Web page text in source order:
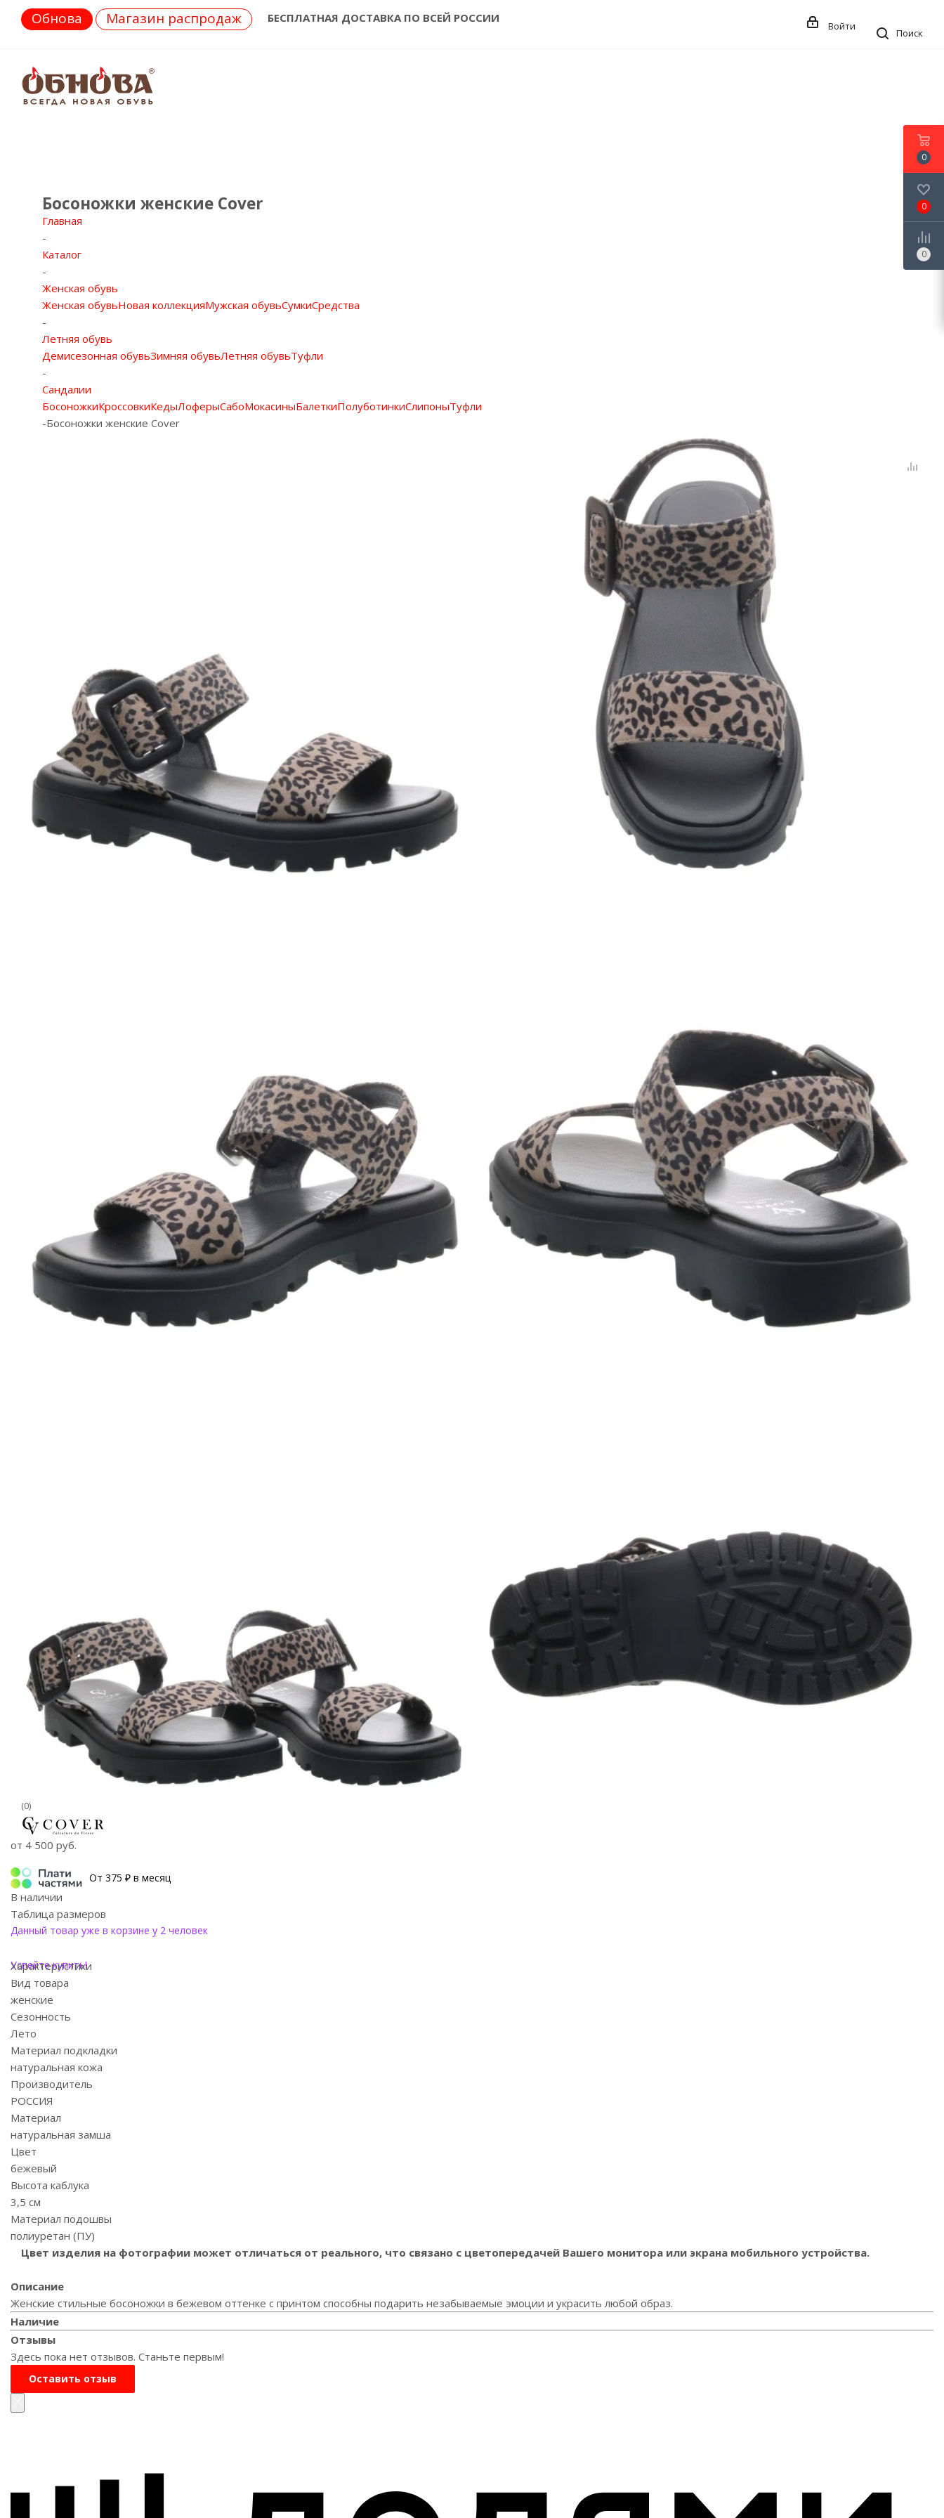
Обнова Магазин распродаж БЕСПЛАТНАЯ ДОСТАВКА ПО ВСЕЙ РОССИИ
Поиск
Войти
Босоножки женские Cover
Главная
-
Каталог
-
Женская обувь
Женская обувьНовая коллекцияМужская обувьСумкиСредства
-
Летняя обувь
Демисезонная обувьЗимняя обувьЛетняя обувьТуфли
-
Сандалии
БосоножкиКроссовкиКедыЛоферыСабоМокасиныБалеткиПолуботинкиСлипоныТуфли
-Босоножки женские Cover
(0)
от 4 500 руб.
От 375 ₽ в месяц
В наличии
Таблица размеров
Данный товар уже в корзине у 2 человек
Успейте купить!
Характеристики
Вид товара
женские
Сезонность
Лето
Материал подкладки
натуральная кожа
Производитель
РОССИЯ
Материал
натуральная замша
Цвет
бежевый
Высота каблука
3,5 см
Материал подошвы
полиуретан (ПУ)
Цвет изделия на фотографии может отличаться от реального, что связано с цветопередачей Вашего монитора или экрана мобильного устройства.
Описание
Женские стильные босоножки в бежевом оттенке с принтом способны подарить незабываемые эмоции и украсить любой образ.
Наличие
Отзывы
Здесь пока нет отзывов. Станьте первым!
Оставить отзыв
0
0
0